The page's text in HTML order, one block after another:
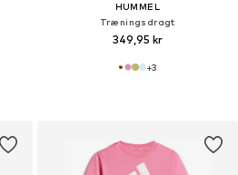
HUMMEL
Træningsdragt
349,95 kr
+3